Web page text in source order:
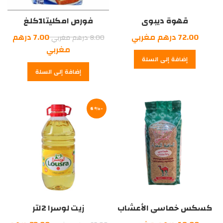
قهوة ديبوى
بريزيل500غرام
72.00درهم مغربي
إضافة إلى السلة
فورص امكليتا1كلغ
8.00درهم مغربيالسعر
الأصلي
هو:
8.00
7.00درهم
مغربي
الحالي
هو:
مغربي.
إضافة إلى السلة
كسكس خماسي الأعشاب
الساقية1كلغ
-6%
زيت لوسرا 2لتر